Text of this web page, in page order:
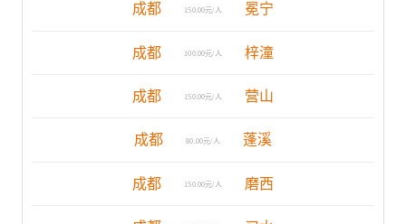
成都 150.00元/人 冕宁
成都 100.00元/人 梓潼
成都 150.00元/人 营山
成都 80.00元/人 蓬溪
成都 150.00元/人 磨西